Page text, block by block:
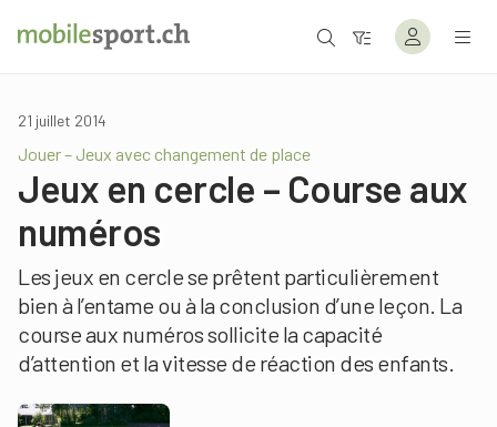
21 juillet 2014
Jouer – Jeux avec changement de place
Jeux en cercle – Course aux
numéros
Les jeux en cercle se prêtent particulièrement
bien à l’entame ou à la conclusion d’une leçon. La
course aux numéros sollicite la capacité
d’attention et la vitesse de réaction des enfants.